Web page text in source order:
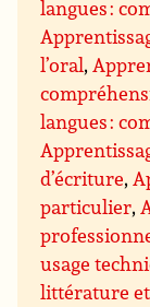
langues :
l’oral,
langues :
d’écriture,
particulier,
usage
littérature